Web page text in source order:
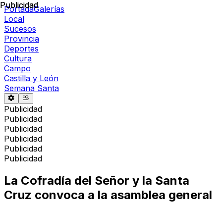
PortadaGalerías
Local
Sucesos
Provincia
Deportes
Cultura
Campo
Castilla y León
Semana Santa
Publicidad
Publicidad
Publicidad
Publicidad
Publicidad
Publicidad
Publicidad
La Cofradía del Señor y la Santa
Cruz convoca a la asamblea general
Publicidad